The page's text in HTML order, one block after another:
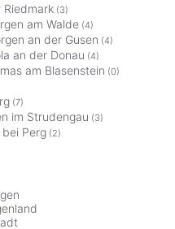
Riedmark (3)
am Walde (4)
an der Gusen (4)
an der Donau (4)
am Blasenstein (0)
(7)
im Strudengau (3)
Perg (2)